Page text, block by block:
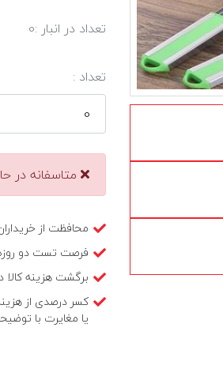
تعداد در انبار :0
تعداد :
متاسفانه در
محافظت از
فرصت تست دو روزه
برگشت هزینه
کسر درصدی از
یا مغایرت با